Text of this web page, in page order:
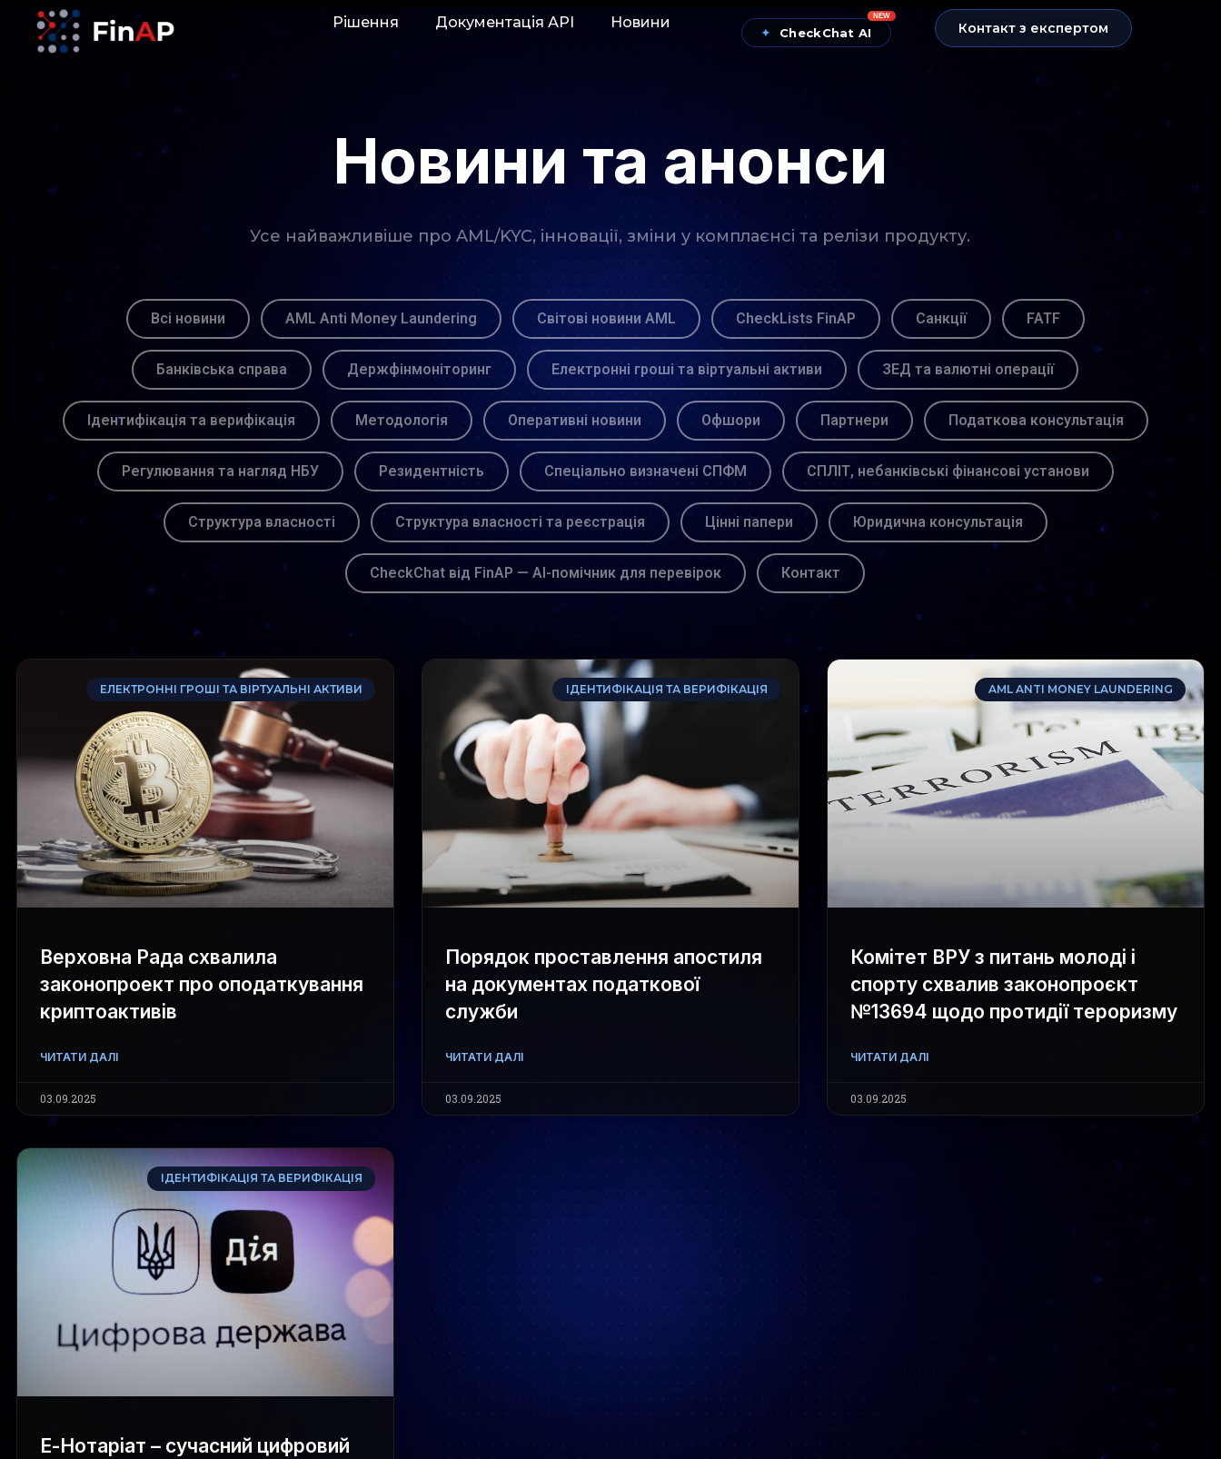
Рішення Документація АРІ Новини
✦ CheckChat AI
NEW
Контакт з експертом
Новини та анонси
Усе найважливіше про AML/KYC, інновації, зміни у комплаєнсі та релізи продукту.
Всі новини AML Anti Money Laundering Світові новини AML CheckLists FinAP Санкції FATF
Банківська справа Держфінмоніторинг Електронні гроші та віртуальні активи ЗЕД та валютні операції
Ідентифікація та верифікація Методологія Оперативні новини Офшори Партнери Податкова консультація
Регулювання та нагляд НБУ Резидентність Спеціально визначені СПФМ СПЛІТ, небанківські фінансові установи
Структура власності Структура власності та реєстрація Цінні папери Юридична консультація
CheckChat від FinAP — AI-помічник для перевірок Контакт
ЕЛЕКТРОННІ ГРОШІ ТА ВІРТУАЛЬНІ АКТИВИ
Верховна Рада схвалила
законопроект про оподаткування
криптоактивів
ЧИТАТИ ДАЛІ
03.09.2025
ІДЕНТИФІКАЦІЯ ТА ВЕРИФІКАЦІЯ
Порядок проставлення апостиля
на документах податкової
служби
ЧИТАТИ ДАЛІ
03.09.2025
AML ANTI MONEY LAUNDERING
Комітет ВРУ з питань молоді і
спорту схвалив законопроєкт
№13694 щодо протидії тероризму
ЧИТАТИ ДАЛІ
03.09.2025
ІДЕНТИФІКАЦІЯ ТА ВЕРИФІКАЦІЯ
Е-Нотаріат – сучасний цифровий